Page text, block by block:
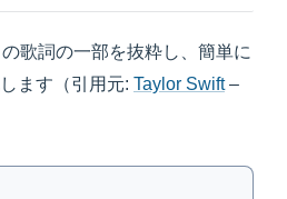
歌詞の一部を抜粋し、簡単に
ます（引用元: Taylor Swift–